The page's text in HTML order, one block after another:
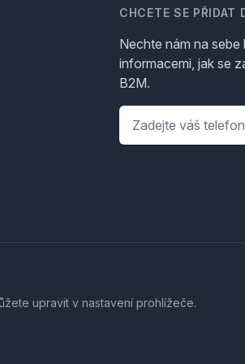
CHCETE SE PŘIDAT
Nechte nám na
informacemi, jak se
B2M.
Telefon
upravit v nastavení prohlížeče.